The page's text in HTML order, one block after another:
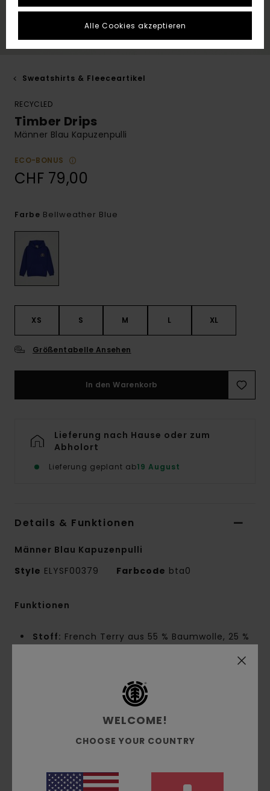
Sweatshirts & Fleeceartikel
RECYCLED
Timber Drips
Männer Blau Kapuzenpulli
ECO-BONUS
CHF 79,00
Farbe Bellweather Blue
XS S M L XL
Größentabelle Ansehen
In den Warenkorb
Lieferung nach Hause oder zum
Abholort
Lieferung geplant ab19 August
Details & Funktionen
Männer Blau Kapuzenpulli
Style ELYSF00379 Farbcode bta0
Funktionen
Stoff: French Terry aus 55 % Baumwolle, 25 %
Regular Fit
Kapuze mit Futter aus Oberstoff
Kombinierte Drucktechniken
Timber/Element Flag-Label an der Seitennaht
WELCOME!
CHOOSE YOUR COUNTRY
Alle Cookies akzeptieren